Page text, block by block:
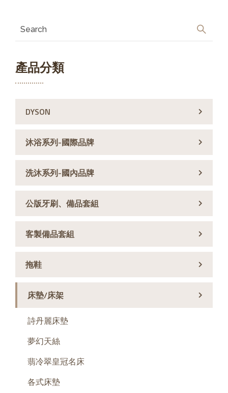
產品分類
DYSON
沐浴系列-國際品牌
洗沐系列-國內品牌
公版牙刷、備品套組
客製備品套組
拖鞋
床墊/床架
詩丹麗床墊
夢幻天絲
翡冷翠皇冠名床
各式床墊